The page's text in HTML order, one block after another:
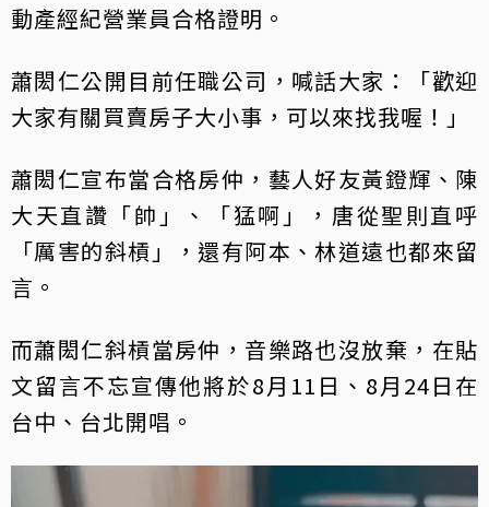
動產經紀營業員合格證明。
蕭閎仁公開目前任職公司，喊話大家：「歡迎
大家有關買賣房子大小事，可以來找我喔！」
蕭閎仁宣布當合格房仲，藝人好友黃鐙輝、陳
大天直讚「帥」、「猛啊」，唐從聖則直呼
「厲害的斜槓」，還有阿本、林道遠也都來留
言。
而蕭閎仁斜槓當房仲，音樂路也沒放棄，在貼
文留言不忘宣傳他將於8月11日、8月24日在
台中、台北開唱。